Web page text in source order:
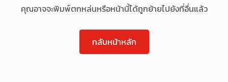
คุณอาจจะพิมพ์ตกหล่นหรือหน้านี้ได้ถูกย้ายไปยังที่อื่นแล้ว
กลับหน้าหลัก